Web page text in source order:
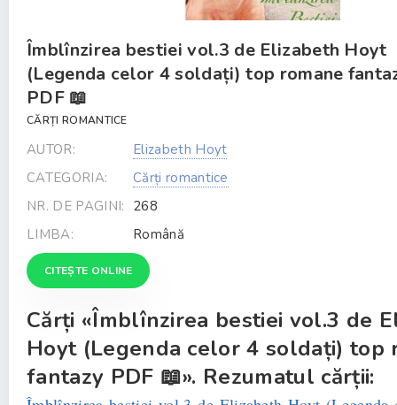
Îmblînzirea bestiei vol.3 de Elizabeth Hoyt
(Legenda celor 4 soldați) top romane
PDF 📖
CĂRȚI ROMANTICE
AUTOR:
Elizabeth Hoyt
CATEGORIA:
Cărți romantice
NR. DE PAGINI: 268
LIMBA:
Română
CITEȘTE ONLINE
Cărți «Îmblînzirea bestiei vol.3 de
Hoyt (Legenda celor 4 soldați) top
fantazy PDF 📖». Rezumatul cărții: